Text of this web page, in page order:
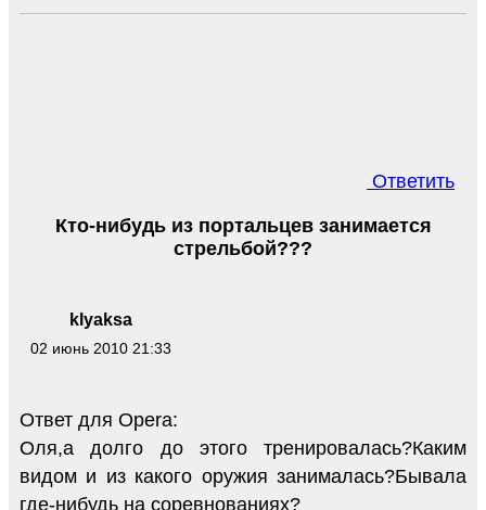
Ответить
klyaksa
02 июнь 2010 21:33
Кто-нибудь из портальцев занимается
стрельбой???
Ответ для Opera:
Оля,а долго до этого тренировалась?Каким
видом и из какого оружия занималась?Бывала
где-нибудь на соревнованиях?